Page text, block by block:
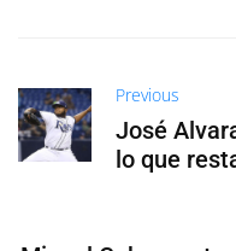
Previous
José
lo que